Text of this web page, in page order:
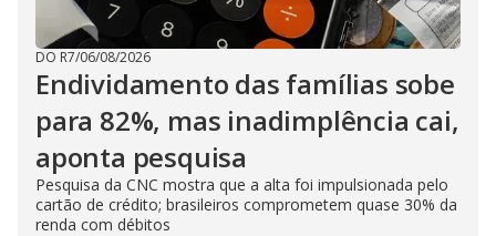
DO R7/06/08/2026
Endividamento das famílias sobe
para 82%, mas inadimplência cai,
aponta pesquisa
Pesquisa da CNC mostra que a alta foi impulsionada pelo
cartão de crédito; brasileiros comprometem quase 30% da
renda com débitos